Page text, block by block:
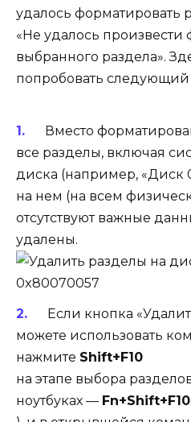
удалось форматировать
«Не удалось
выбранного раздела».
попробовать
Вместо
все разделы, включая
диска (например, «Диск
на нем (на всем
отсутствуют важные
удалены.
Если кнопка
можете использовать
нажмите Shift+F10
на этапе выбора
ноутбуках — Fn+Shift+F10